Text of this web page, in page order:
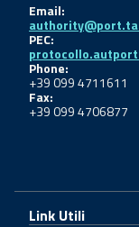
Email:
PEC:
Phone:
+39 099 4711611
Fax:
+39 099 4706877
Link Utili